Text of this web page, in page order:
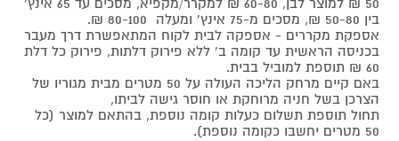
בין 50-80 ₪, מסכים מ-75 אינץ' ומעלה 80-100 ₪.
אספקת מקררים - אספקה לבית לקוח המתאפשרת דרך מעבר
בכניסה הראשית עד קומה ב' ללא פירוק דלתות, פירוק כל דלת
60 ₪ תוספת למוביל בבית.
באם קיים מרחק הליכה העולה על 50 מטרים מבית מגוריו של
הצרכן בשל חניה מרוחקת או חוסר גישה לביתו,
תחול תוספת תשלום כעלות קומה נוספת, בהתאם למוצר (כל
50 מטרים יחשבו כקומה נוספת).